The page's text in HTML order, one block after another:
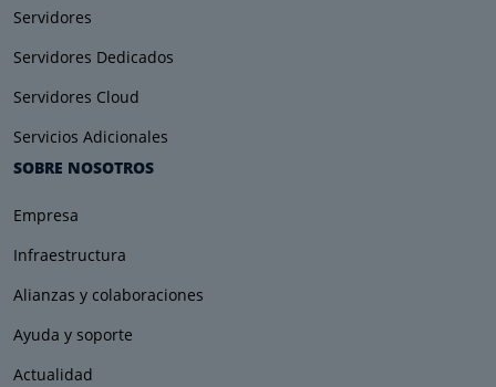
Servidores
Servidores Dedicados
Servidores Cloud
Servicios Adicionales
SOBRE NOSOTROS
Empresa
Infraestructura
Alianzas y colaboraciones
Ayuda y soporte
Actualidad